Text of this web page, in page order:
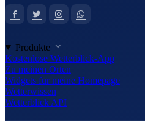
Produkte
Kostenlose Wetterblick-App
Zu meinen Orten
Widgets für meine Homepage
Wetterwissen
Wetterblick API